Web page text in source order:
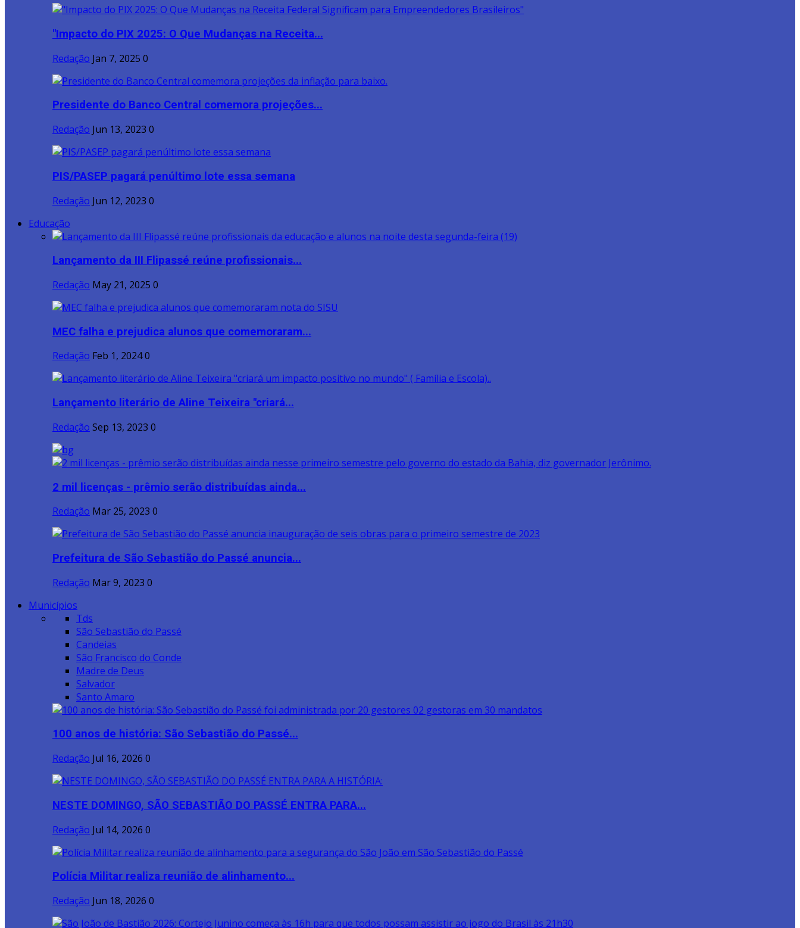
"Impacto do PIX 2025: O Que Mudanças na Receita...
Redação Jan 7, 2025 0
Presidente do Banco Central comemora projeções...
Redação Jun 13, 2023 0
PIS/PASEP pagará penúltimo lote essa semana
Redação Jun 12, 2023 0
Educação
Lançamento da III Flipassé reúne profissionais...
Redação May 21, 2025 0
MEC falha e prejudica alunos que comemoraram...
Redação Feb 1, 20240
Lançamento literário de Aline Teixeira "criará...
Redação Sep 13, 2023 0
2 mil licenças - prêmio serão distribuídas ainda...
Redação Mar 25, 2023 0
Prefeitura de São Sebastião do Passé anuncia...
Redação Mar 9, 2023 0
Municípios
Tds
São Sebastião do Passé
Candeias
São Francisco do Conde
Madre de Deus
Salvador
Santo Amaro
100 anos de história: São Sebastião do Passé...
Redação Jul 16, 2026 0
NESTE DOMINGO, SÃO SEBASTIÃO DO PASSÉ ENTRA PARA...
Redação Jul 14, 2026 0
Polícia Militar realiza reunião de alinhamento...
Redação Jun 18, 2026 0